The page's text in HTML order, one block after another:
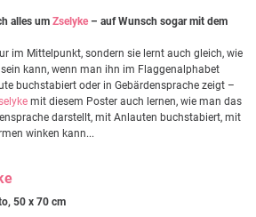
alles um Zselyke– auf Wunsch sogar mit dem
im Mittelpunkt, sondern sie lernt auch gleich, wie
kann, wenn man ihn im Flaggenalphabet
buchstabiert oder in Gebärdensprache zeigt –
mit diesem Poster auch lernen, wie man das
darstellt, mit Anlauten buchstabiert, mit
winken kann...
50 x 70 cm